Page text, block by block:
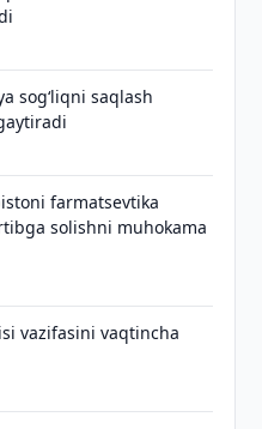
sogʻliqni saqlash
farmatsevtika
solishni muhokama
vazifasini vaqtincha